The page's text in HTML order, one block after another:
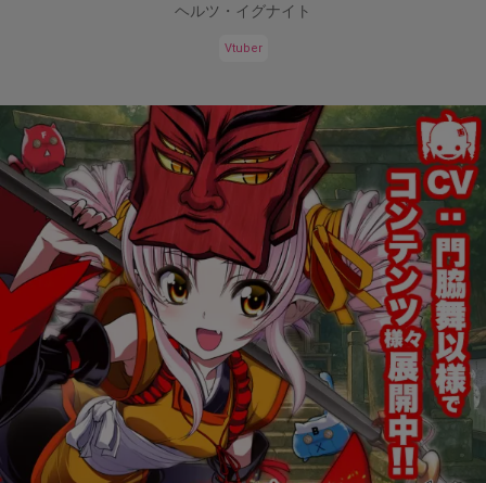
ヘルツ・イグナイト
Vtuber